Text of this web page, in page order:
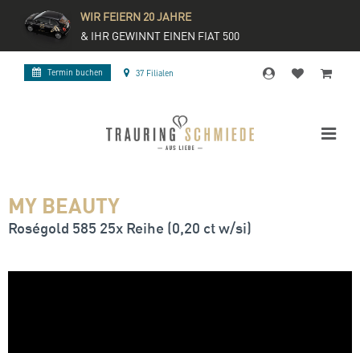
WIR FEIERN 20 JAHRE
& IHR GEWINNT EINEN FIAT 500
Termin buchen 37 Filialen
MY BEAUTY
Roségold 585 25x Reihe (0,20 ct w/si)